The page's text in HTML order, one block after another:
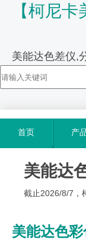
【柯尼卡
美能达色差仪,
首页 产
美能达
截止2026/8/7，
美能达色